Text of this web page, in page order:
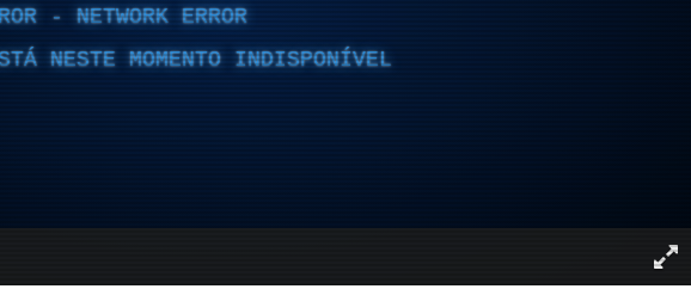
- NETWORK ERROR
NESTE MOMENTO INDISPONÍVEL